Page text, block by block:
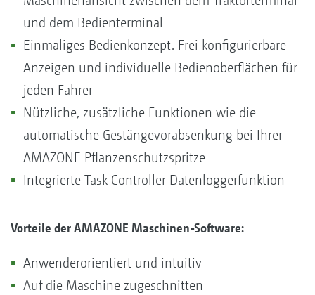
und dem Bedienterminal
Einmaliges Bedienkonzept. Frei konfigurierbare
Anzeigen und individuelle Bedienoberflächen für
jeden Fahrer
Nützliche, zusätzliche Funktionen wie die
automatische Gestängevorabsenkung bei Ihrer
AMAZONE Pflanzenschutzspritze
Integrierte Task Controller Datenloggerfunktion
Vorteile der AMAZONE Maschinen-Software:
Anwenderorientiert und intuitiv
Auf die Maschine zugeschnitten